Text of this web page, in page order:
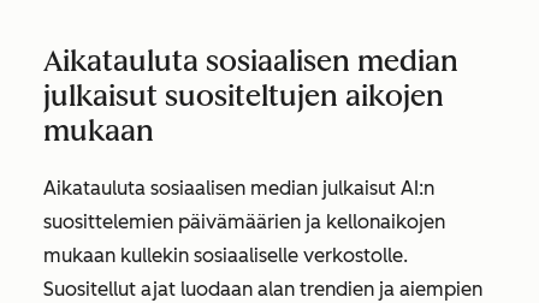
Aikatauluta sosiaalisen median
julkaisut suositeltujen aikojen
mukaan
Aikatauluta sosiaalisen median julkaisut AI:n
suosittelemien päivämäärien ja kellonaikojen
mukaan kullekin sosiaaliselle verkostolle.
Suositellut ajat luodaan alan trendien ja aiempien